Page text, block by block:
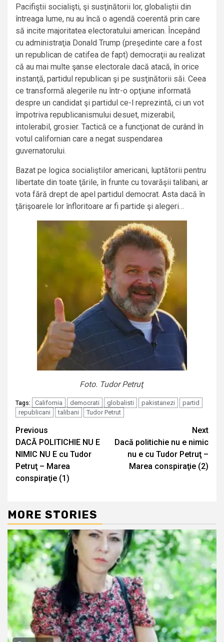
Pacifiştii socialişti, şi susţinătorii lor, globaliştii din
întreaga lume, nu au încă o agendă coerentă prin care
să incite majoritatea electoratului american. Începând
cu administraţia Donald Trump (preşedinte care a fost
un republican de catifea de fapt) democraţii au realizat
că au mai multe şanse electorale dacă atacă, în orice
instanţă, partidul republican şi pe susţinătorii săi. Ceea
ce transformă alegerile nu într-o opţiune informată
despre un candidat şi partidul ce-l reprezintă, ci un vot
împotriva republicanismului desuet, mizerabil,
intolerabil, grosier. Tactică ce a funcţionat de curând în
votul californian care a negat suspendarea
guvernatorului.
Bazat pe logica socialiştilor americani, luptătorii pentru
libertate din toate ţările, în frunte cu tovarăşii talibani, ar
vota fără drept de apel partidul democrat. Asta dacă în
ţărişoarele lor înfloritoare ar fi partide şi alegeri…
Foto. Tudor Petruţ
Tags: California democrati globalisti pakistanezi
partid
republicani
talibani Tudor Petrut
Continue
Reading
Previous
DACĂ POLITICHIE NU E
NIMIC NU E cu Tudor
Petruţ – Marea
conspiraţie (1)
Next
Dacă politichie nu e nimic
nu e cu Tudor Petruţ –
Marea conspiraţie (2)
MORE STORIES